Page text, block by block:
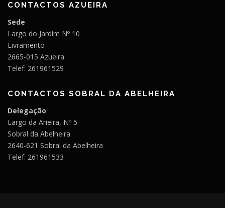
CONTACTOS AZUEIRA
Sede
Largo do Jardim Nº 10
Livramento
2665-015 Azueira
Telef: 261961529
CONTACTOS SOBRAL DA ABELHEIRA
Delegação
Largo da Arieira, Nº 5
Sobral da Abelheira
2640-621 Sobral da Abelheira
Telef: 261961533